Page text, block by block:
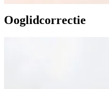
Ooglidcorrectie